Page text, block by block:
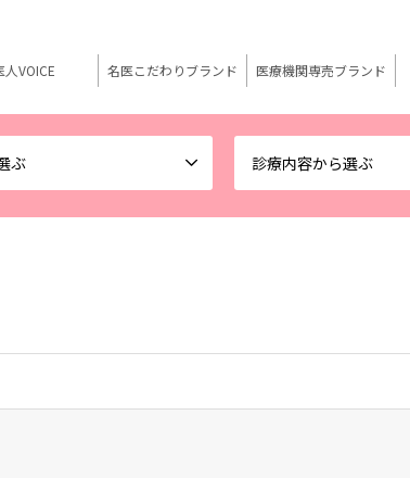
ぶ 診療内容から選ぶ
人VOICE 名医こだわりブランド 医療機関専売ブランド